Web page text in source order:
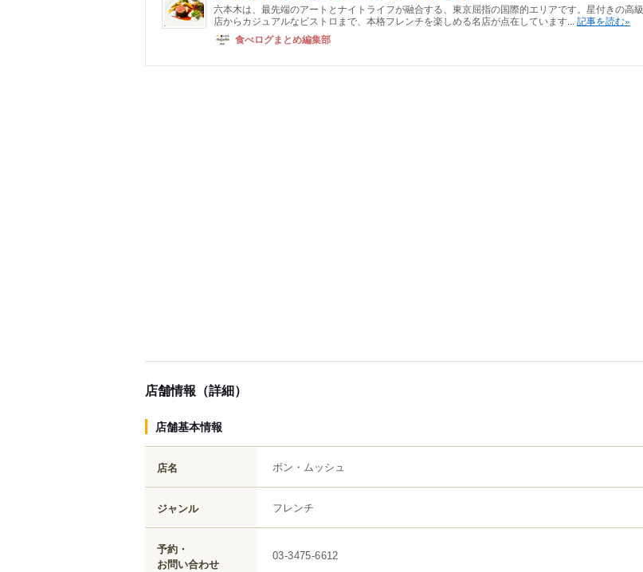
六本木は、最先端のアートとナイトライフが融合する、東京屈指の国際的エリアです。星付きの高級
店からカジュアルなビストロまで、本格フレンチを楽しめる名店が点在しています... 記事を読む»
食べログまとめ編集部
店舗情報（詳細）
店舗基本情報
店名 ボン・ムッシュ
ジャンル フレンチ
予約・
お問い合わせ
03-3475-6612